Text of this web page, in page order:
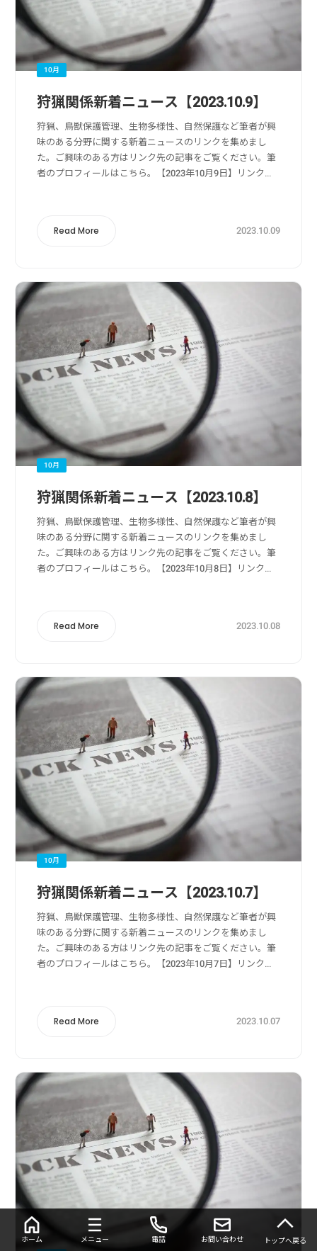
10月
2023.10.09
狩猟関係新着ニュース【2023.10.9】
狩猟、鳥獣保護管理、生物多様性、自然保護など筆者が興
味のある分野に関する新着ニュースのリンクを集めまし
た。ご興味のある方はリンク先の記事をご覧ください。筆
者のプロフィールはこちら。【2023年10月9日】リンク
Read More
10月
2023.10.08
狩猟関係新着ニュース【2023.10.8】
狩猟、鳥獣保護管理、生物多様性、自然保護など筆者が興
味のある分野に関する新着ニュースのリンクを集めまし
た。ご興味のある方はリンク先の記事をご覧ください。筆
者のプロフィールはこちら。【2023年10月8日】リンク
Read More
10月
2023.10.07
狩猟関係新着ニュース【2023.10.7】
狩猟、鳥獣保護管理、生物多様性、自然保護など筆者が興
味のある分野に関する新着ニュースのリンクを集めまし
た。ご興味のある方はリンク先の記事をご覧ください。筆
者のプロフィールはこちら。【2023年10月7日】リンク
Read More
ホーム メニュー 電話 お問い合わせ トップへ戻る